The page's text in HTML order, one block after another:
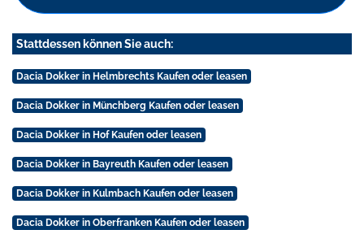
Stattdessen können Sie auch:
Dacia Dokker in Helmbrechts Kaufen oder leasen
Dacia Dokker in Münchberg Kaufen oder leasen
Dacia Dokker in Hof Kaufen oder leasen
Dacia Dokker in Bayreuth Kaufen oder leasen
Dacia Dokker in Kulmbach Kaufen oder leasen
Dacia Dokker in Oberfranken Kaufen oder leasen